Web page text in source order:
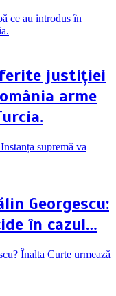
justiției
arme
Georgescu:
în cazul…